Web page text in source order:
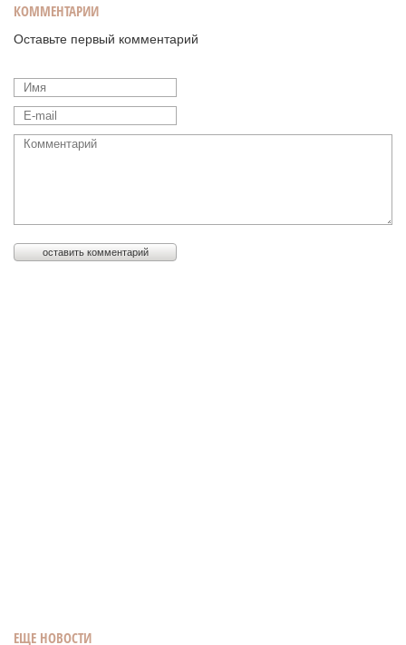
ЕЩЕ НОВОСТИ
КОММЕНТАРИИ
Оставьте первый комментарий